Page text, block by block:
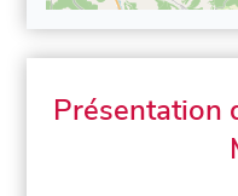
Présentation